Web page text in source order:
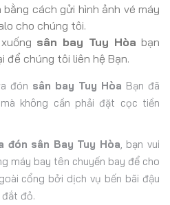
bằng cách gửi hình ảnh vé máy
cho chúng tôi.
sân bay Tuy Hòa bạn
để chúng tôi liên hệ Bạn.
đón sân bay Tuy Hòa Bạn đã
không cần phải đặt cọc tiền
đón sân Bay Tuy Hòa, bạn vui
máy bay tên chuyến bay để cho
cổng bởi dịch vụ bến bãi đậu
đắt đỏ.